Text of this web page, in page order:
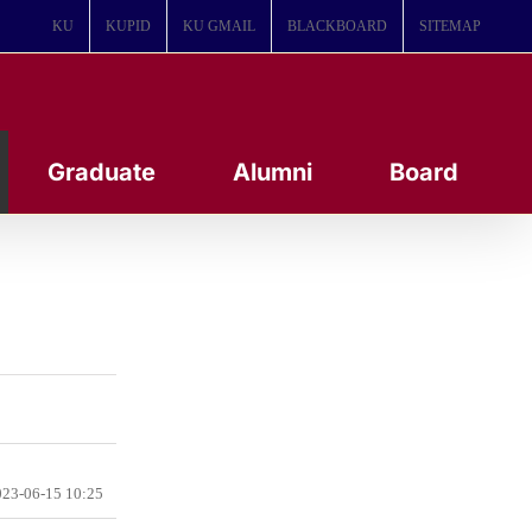
KU KUPID KU GMAIL BLACKBOARD SITEMAP
Graduate Alumni Board
06-15 10:25